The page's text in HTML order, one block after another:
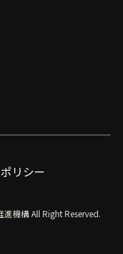
リシー
進機構All Right Reserved.